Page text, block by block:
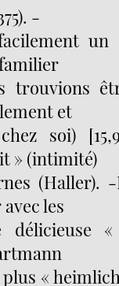
-
trouvions
et
soi)
» (intimité)
(Haller). -
les
délicieuse
«